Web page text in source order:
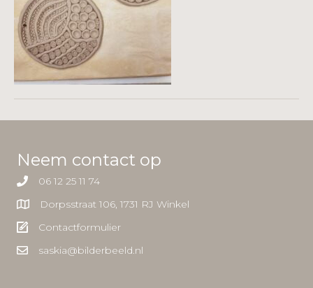
Neem contact op
06 12 25 11 74
Dorpsstraat 106, 1731 RJ Winkel
Contactformulier
saskia@bilderbeeld.nl